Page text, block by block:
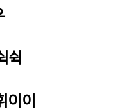
쉭
이